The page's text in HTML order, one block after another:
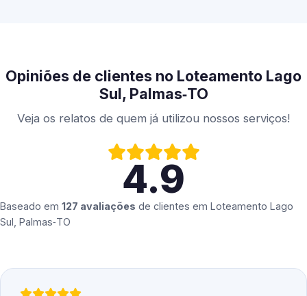
Opiniões de clientes no Loteamento Lago
Sul, Palmas‑TO
Veja os relatos de quem já utilizou nossos serviços!
4.9
Baseado em 127 avaliações de clientes em Loteamento Lago
Sul, Palmas‑TO